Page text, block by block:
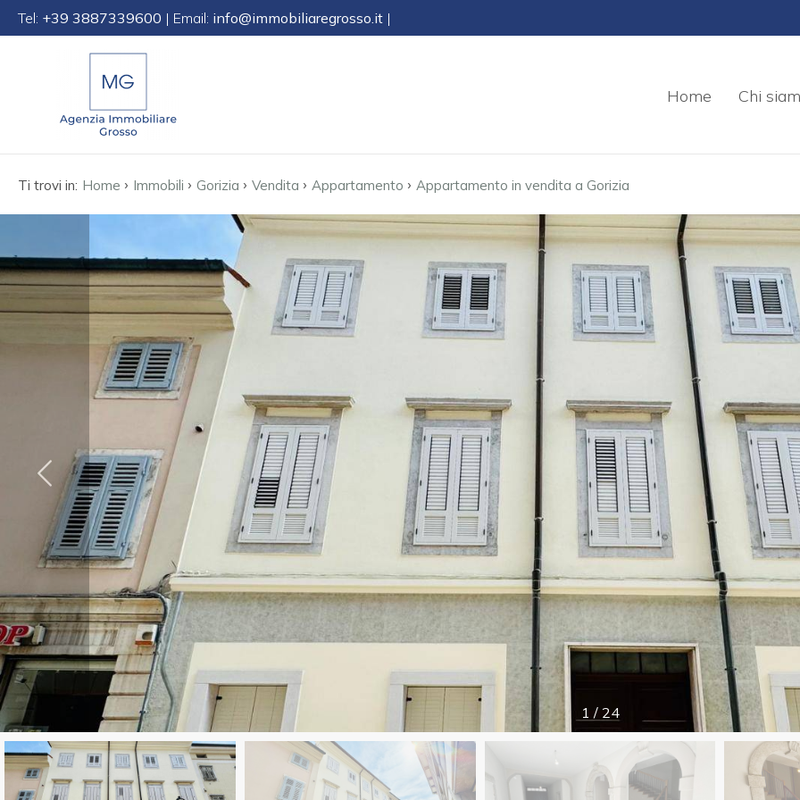
Tel: +39 3887339600 | Email: info@immobiliaregrosso.it |
Home Chi
Ti trovi in: Home › Immobili › Gorizia › Vendita › Appartamento › Appartamento in vendita a Gorizia
1 / 24
HOME
SIAMO
SERVIZI
Codice
Contratto
Qualsiasi
Affitto
Comune
Tipologia
-
multiscelta
Qualsiasi
Residenziali